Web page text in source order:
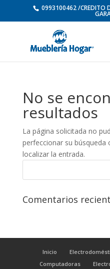
0993100462 /CREDITO
No se
resultados
La página solicitada no
perfeccionar su búsqueda
localizar la entrada.
Comentarios
Inicio
Computadoras